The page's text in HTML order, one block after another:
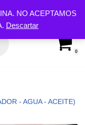
NO ACEPTAMOS
Descartar
0
- AGUA - ACEITE)